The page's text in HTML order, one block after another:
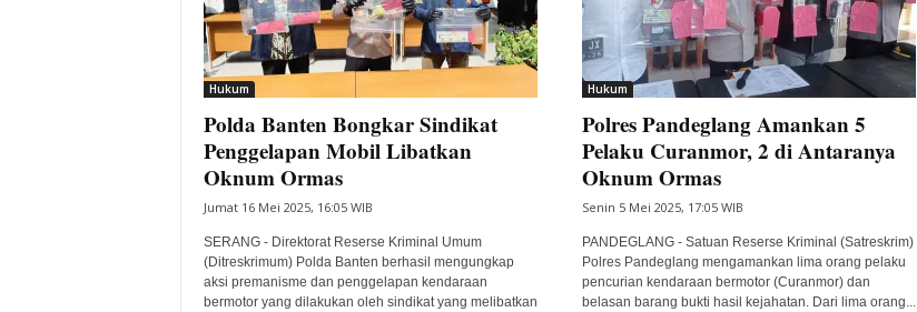
Hukum
Polda Banten Bongkar Sindikat
Penggelapan Mobil Libatkan
Oknum Ormas
Jumat 16 Mei 2025, 16:05 WIB
SERANG - Direktorat Reserse Kriminal Umum
(Ditreskrimum) Polda Banten berhasil mengungkap
aksi premanisme dan penggelapan kendaraan
bermotor yang dilakukan oleh sindikat yang melibatkan
Hukum
Polres Pandeglang Amankan 5
Pelaku Curanmor, 2 di Antaranya
Oknum Ormas
Senin 5 Mei 2025, 17:05 WIB
PANDEGLANG - Satuan Reserse Kriminal (Satreskrim)
Polres Pandeglang mengamankan lima orang pelaku
pencurian kendaraan bermotor (Curanmor) dan
belasan barang bukti hasil kejahatan. Dari lima orang...